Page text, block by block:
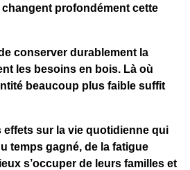
profondément cette
conserver durablement la
les besoins en bois. Là où
beaucoup plus faible suffit
effets sur la vie quotidienne qui
temps gagné, de la fatigue
s’occuper de leurs familles et